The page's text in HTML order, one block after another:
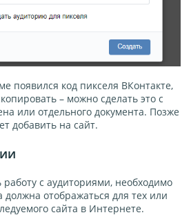
появился код пикселя ВКонтакте,
– можно сделать это с
или отдельного документа. Позже
добавить на сайт.
с аудиториями, необходимо
должна отображаться для тех или
сайта в Интернете.